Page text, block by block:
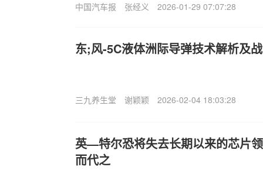
中国汽车报 张经义 2026-01-29 07:07:28
东;风-5C液体洲际导弹技术解析及
三九养生堂 谢颖颖 2026-02-04 18:03:28
英—特尔恐将失去长期以来的芯片
而代之